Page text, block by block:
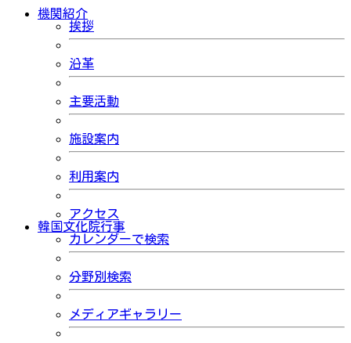
機関紹介
挨拶
沿革
主要活動
施設案内
利用案内
アクセス
韓国文化院行事
カレンダーで検索
分野別検索
メディアギャラリー